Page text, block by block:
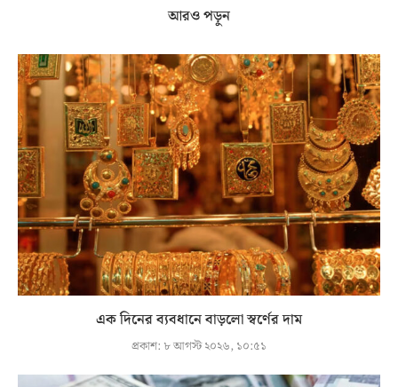
আরও পড়ুন
এক দিনের ব্যবধানে বাড়লো স্বর্ণের দাম
প্রকাশ: ৮ আগস্ট ২০২৬, ১০:৫১